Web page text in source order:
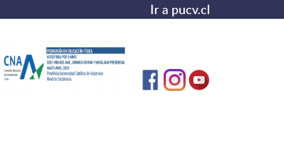
Ir a pucv.cl